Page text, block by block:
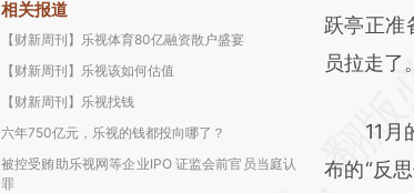
相关报道
【财新周刊】乐视体育80亿融资散户盛宴
【财新周刊】乐视该如何估值
【财新周刊】乐视找钱
六年750亿元，乐视的钱都投向哪了？
被控受贿助乐视网等企业IPO 证监会前官员当庭认
罪
跃亭正准
员拉走了。
11月的
布的“反